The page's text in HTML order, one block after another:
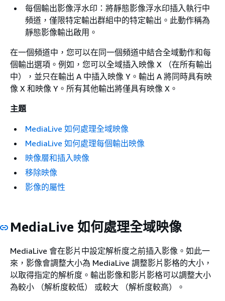
每個輸出影像浮水印：將靜態影像浮水印插入執行中
頻道，僅限特定輸出群組中的特定輸出。此動作稱為
靜態影像輸出啟用。
在一個頻道中，您可以在同一個頻道中結合全域動作和每
個輸出選項。例如，您可以全域插入映像 X （在所有輸出
中），並只在輸出 A 中插入映像 Y。輸出 A 將同時具有映
像 X 和映像 Y。所有其他輸出將僅具有映像 X。
主題
MediaLive 如何處理全域映像
MediaLive 如何處理每個輸出映像
映像層和插入映像
移除映像
影像的屬性
MediaLive 如何處理全域映像
MediaLive 會在影片中設定解析度之前插入影像。如此一
來，影像會調整大小為 MediaLive 調整影片影格的大小，
以取得指定的解析度。輸出影像和影片影格可以調整大小
為較小 （解析度較低） 或較大 （解析度較高）。